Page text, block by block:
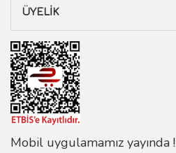
ÜYELİK
Mobil uygulamamız yayında !